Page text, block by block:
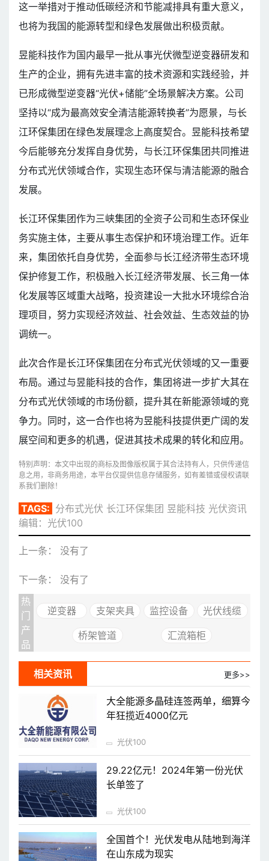
这一举措对于推动低碳经济和节能减排具有重大意义，
也将为我国的能源转型和绿色发展做出积极贡献。
昱能科技作为国内最早一批从事光伏微型逆变器研发和
生产的企业，拥有先进丰富的技术资源和实践经验，并
已形成微型逆变器“光伏+储能”全场景解决方案。公司
坚持以“成为最高效安全清洁能源转换者”为愿景，与长
江环保集团在绿色发展理念上高度契合。昱能科技希望
今后能够充分发挥自身优势，与长江环保集团共同推进
分布式光伏领域合作，实现生态环保与清洁能源的融合
发展。
长江环保集团作为三峡集团的全资子公司和生态环保业
务实施主体，主要从事生态保护和环境治理工作。近年
来，集团依托自身优势，全面参与长江经济带生态环境
保护修复工作，积极融入长江经济带发展、长三角一体
化发展等区域重大战略，投资建设一大批水环境综合治
理项目，努力实现经济效益、社会效益、生态效益的协
调统一。
此次合作是长江环保集团在分布式光伏领域的又一重要
布局。通过与昱能科技的合作，集团将进一步扩大其在
分布式光伏领域的市场份额，提升其在新能源领域的竞
争力。同时，这一合作也将为昱能科技提供更广阔的发
展空间和更多的机遇，促进其技术成果的转化和应用。
特别声明：本文中出现的商标及图像版权属于其合法持有人，只供传递信
息之用，非商务用途，本平台仅提供信息存储服务，如有差错或侵权请联
系我们删除！
TAGS: 分布式光伏 长江环保集团 昱能科技 光伏资讯
编辑：光伏100
上一条： 没有了
下一条： 没有了
热
门
产
品
逆变器 支架夹具 监控设备 光伏线缆
桥架管道 汇流箱柜
相关资讯 更多>>
大全能源多晶硅连签两单，细算今
年狂揽近4000亿元
光伏100
29.22亿元！2024年第一份光伏
长单签了
光伏100
全国首个！光伏发电从陆地到海洋
在山东成为现实